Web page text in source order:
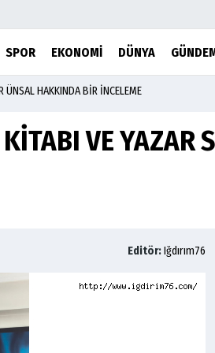
SPOR EKONOMİ DÜNYA
Köşe Yazarları
Foto Galeri
ÜNSAL HAKKINDA BİR İNCELEME
VE YAZAR
Editör:Iğdırım76